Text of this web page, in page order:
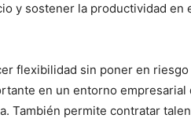
y sostener la productividad en
flexibilidad sin poner en riesgo
en un entorno empresarial
También permite contratar